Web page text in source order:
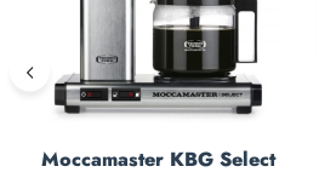
Moccamaster KBG Select